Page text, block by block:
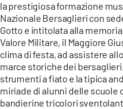
LACITYMAG.IT
ILREGGINO.IT
COSENZACHANNEL.IT
ILVIBONESE.IT
CATANZAROCHANNEL.IT
la prestigiosa formazione
Nazionale Bersaglieri con
Gotto e intitolata alla memoria
Valore Militare, il Maggiore
clima di festa, ad assistere
marce storiche dei
strumenti a fiato e la tipica
miriade di alunni delle scuole
bandierine tricolori